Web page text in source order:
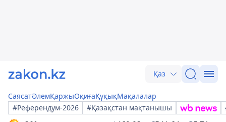
Қаз
СаясатӘлемҚаржыОқиғаҚұқықМақалалар
#Референдум-2026
#Қазақстан мақтанышы